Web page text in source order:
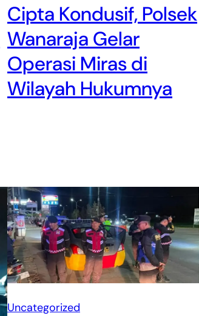
Cipta Kondusif, Polsek
Wanaraja Gelar
Operasi Miras di
Wilayah Hukumnya
Uncategorized